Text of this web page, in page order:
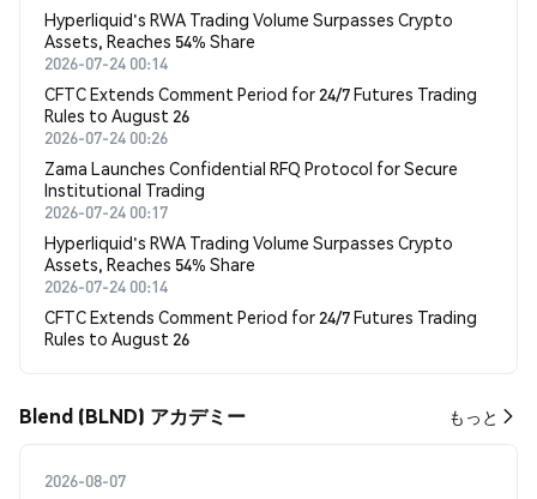
Hyperliquid's RWA Trading Volume Surpasses Crypto
Assets, Reaches 54% Share
2026-07-24 00:14
CFTC Extends Comment Period for 24/7 Futures Trading
Rules to August 26
2026-07-24 00:26
Zama Launches Confidential RFQ Protocol for Secure
Institutional Trading
2026-07-24 00:17
Hyperliquid's RWA Trading Volume Surpasses Crypto
Assets, Reaches 54% Share
2026-07-24 00:14
CFTC Extends Comment Period for 24/7 Futures Trading
Rules to August 26
Blend (BLND) アカデミー もっと
2026-08-07